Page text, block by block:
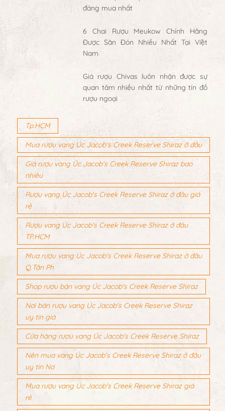
đáng mua nhất
6 Chai Rượu Meukow Chính Hãng
Được Săn Đón Nhiều Nhất Tại Việt
Nam
Giá rượu Chivas luôn nhận được sự
quan tâm nhiều nhất từ những tín đồ
rượu ngoại
Tp.HCM
Mua rượu vang Úc Jacob's Creek Reserve Shiraz ở đâu
Giá rượu vang Úc Jacob's Creek Reserve Shiraz bao
nhiêu
Rượu vang Úc Jacob's Creek Reserve Shiraz ở đâu giá
rẻ
Rượu vang Úc Jacob's Creek Reserve Shiraz ở đâu
TP.HCM
Mua rượu vang Úc Jacob's Creek Reserve Shiraz ở đâu
Q.Tân Ph
Shop rượu bán vang Úc Jacob's Creek Reserve Shiraz
Nơi bán rượu vang Úc Jacob's Creek Reserve Shiraz
uy tín giá
Cửa hàng rượu vang Úc Jacob's Creek Reserve Shiraz
Nên mua vang Úc Jacob's Creek Reserve Shiraz ở đâu
uy tín Nơ
Mua rượu vang Úc Jacob's Creek Reserve Shiraz giá
rẻ